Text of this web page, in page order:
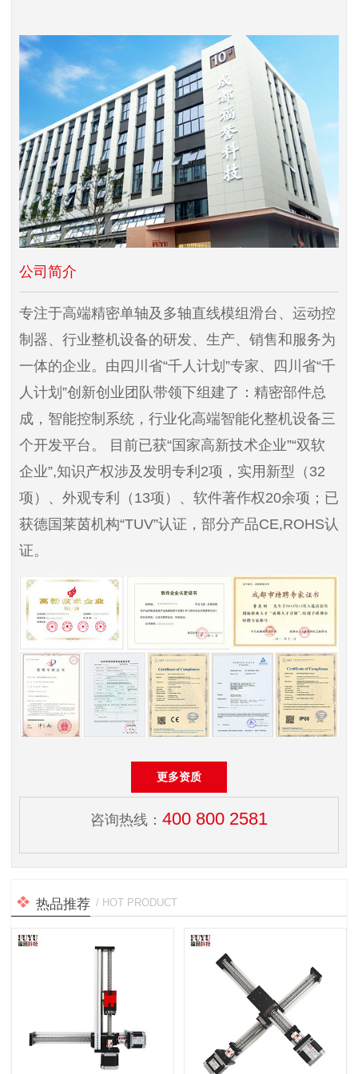
公司简介
专注于高端精密单轴及多轴直线模组滑台、运动控
制器、行业整机设备的研发、生产、销售和服务为
一体的企业。由四川省“千人计划”专家、四川省“千
人计划”创新创业团队带领下组建了：精密部件总
成，智能控制系统，行业化高端智能化整机设备三
个开发平台。 目前已获“国家高新技术企业”“双软
企业”,知识产权涉及发明专利2项，实用新型（32
项）、外观专利（13项）、软件著作权20余项；已
获德国莱茵机构“TUV”认证，部分产品CE,ROHS认
证。
更多资质
咨询热线： 400 800 2581
热品推荐 / HOT PRODUCT